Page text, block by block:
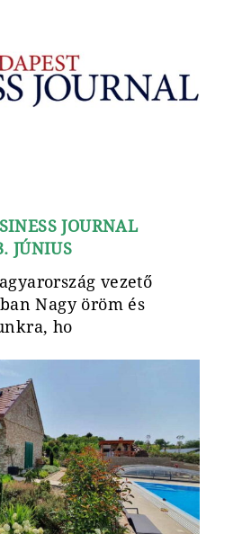
JOURNAL
JÚNIUS
vezető
Nagy öröm és
ho